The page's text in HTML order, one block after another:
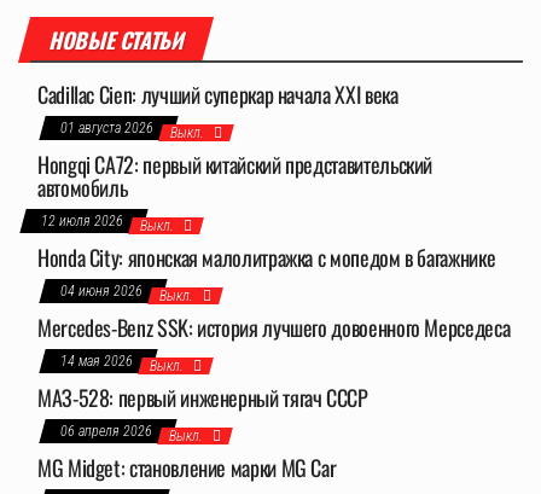
НОВЫЕ СТАТЬИ
Cadillac Cien: лучший суперкар начала XXI века
01 августа 2026 Выкл.
Hongqi CA72: первый китайский представительский
автомобиль
12 июля 2026 Выкл.
Honda City: японская малолитражка с мопедом в багажнике
04 июня 2026 Выкл.
Mercedes-Benz SSK: история лучшего довоенного Мерседеса
14 мая 2026 Выкл.
МАЗ-528: первый инженерный тягач СССР
06 апреля 2026 Выкл.
MG Midget: становление марки MG Car